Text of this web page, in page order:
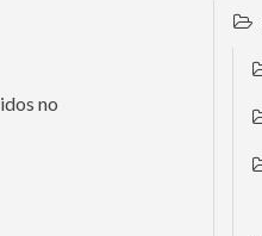
no